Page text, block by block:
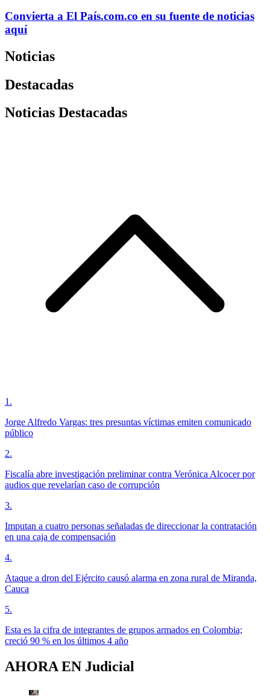
Convierta a El País.com.co en su fuente de noticias
aquí
Noticias
Destacadas
Noticias Destacadas
1 .
Jorge Alfredo Vargas: tres presuntas víctimas emiten comunicado
público
2.
Fiscalía abre investigación preliminar contra Verónica Alcocer por
audios que revelarían caso de corrupción
3.
Imputan a cuatro personas señaladas de direccionar la contratación
en una caja de compensación
4.
Ataque a dron del Ejército causó alarma en zona rural de Miranda,
Cauca
5.
Esta es la cifra de integrantes de grupos armados en Colombia;
creció 90 % en los últimos 4 año
AHORA EN Judicial